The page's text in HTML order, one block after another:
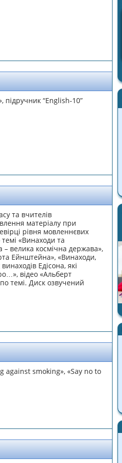
“English-10”
та вчителів
матеріалу при
рівня мовленнєвих
«Винаходи та
– велика космічна держава»,
Ейнштейна», «Винаходи,
Едісона, які
відео «Альберт
темі. Диск озвучений
against smoking», «Say no to